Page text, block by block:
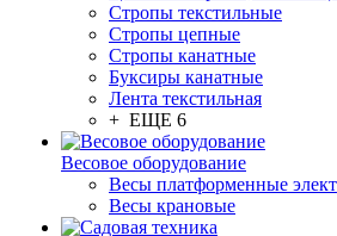
Стропы текстильные
Стропы цепные
Стропы канатные
Буксиры канатные
Лента текстильная
+ ЕЩЕ 6
Весовое оборудование
Весы платформенные
Весы крановые